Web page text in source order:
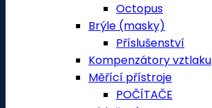
Octopus
Brýle (masky)
Příslušenství
Kompenzátory vztlaku
Měřící přístroje
POČÍTAČE